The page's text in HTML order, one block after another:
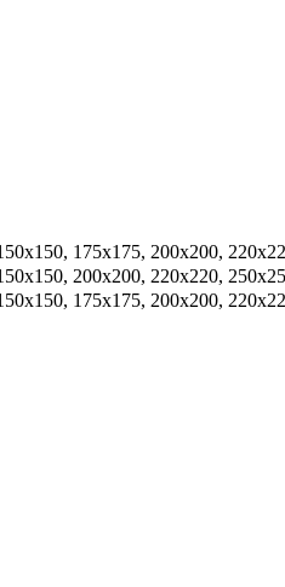
175х175, 200x200,
200x200, 220х220,
175х175, 200х200,